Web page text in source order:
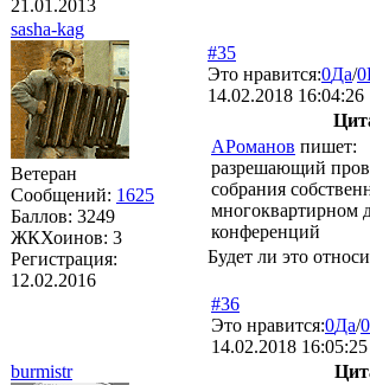
21.01.2013
sasha-kag
Ветеран
Сообщений: 1625
Баллов: 3249
ЖКХоинов: 3
Регистрация:
12.02.2016
#35
Это нравится:0Да/0
14.02.2018 16:04:26
АРоманов пишет:
разрешающий
собрания
многоквартирном
конференций
Будет ли это
burmistr
#36
Это нравится:0Да/0
14.02.2018 16:05:25